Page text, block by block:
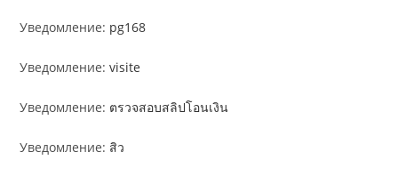
Уведомление: pg168
Уведомление:visite
Уведомление: ตรวจสอบสลิปโอนเงิน
Уведомление: สิว